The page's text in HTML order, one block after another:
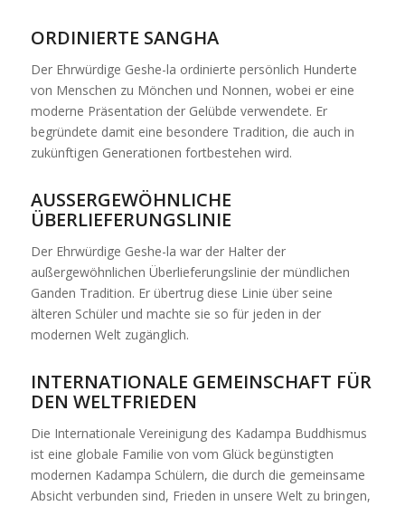
ORDINIERTE SANGHA
Der Ehrwürdige Geshe-la ordinierte persönlich Hunderte
von Menschen zu Mönchen und Nonnen, wobei er eine
moderne Präsentation der Gelübde verwendete. Er
begründete damit eine besondere Tradition, die auch in
zukünftigen Generationen fortbestehen wird.
AUSSERGEWÖHNLICHE
ÜBERLIEFERUNGSLINIE
Der Ehrwürdige Geshe-la war der Halter der
außergewöhnlichen Überlieferungslinie der mündlichen
Ganden Tradition. Er übertrug diese Linie über seine
älteren Schüler und machte sie so für jeden in der
modernen Welt zugänglich.
INTERNATIONALE GEMEINSCHAFT FÜR
DEN WELTFRIEDEN
Die Internationale Vereinigung des Kadampa Buddhismus
ist eine globale Familie von vom Glück begünstigten
modernen Kadampa Schülern, die durch die gemeinsame
Absicht verbunden sind, Frieden in unsere Welt zu bringen,